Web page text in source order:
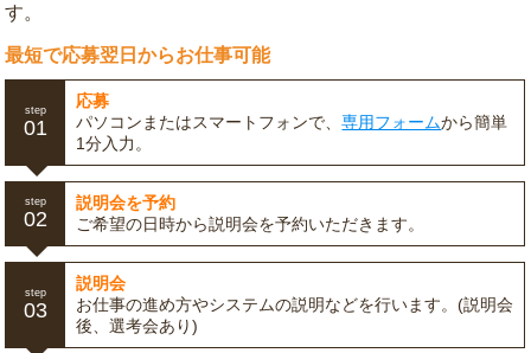
す。
最短で応募翌日からお仕事可能
step
01
応募
パソコンまたはスマートフォンで、専用フォームから簡単
1分入力。
step
02
説明会を予約
ご希望の日時から説明会を予約いただきます。
step
03
説明会
お仕事の進め方やシステムの説明などを行います。(説明会
後、選考会あり)